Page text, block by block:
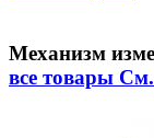
Механизм
все товары См.